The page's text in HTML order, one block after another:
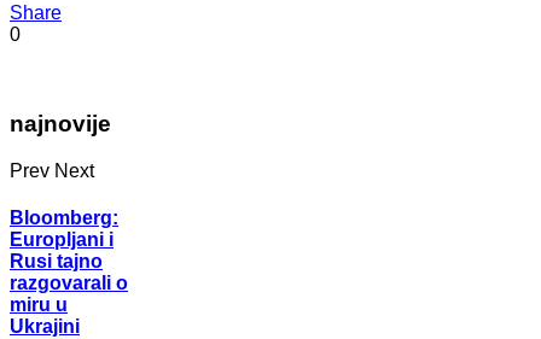
Share
0
najnovije
Prev Next
Bloomberg:
Europljani i
Rusi tajno
razgovarali o
miru u
Ukrajini